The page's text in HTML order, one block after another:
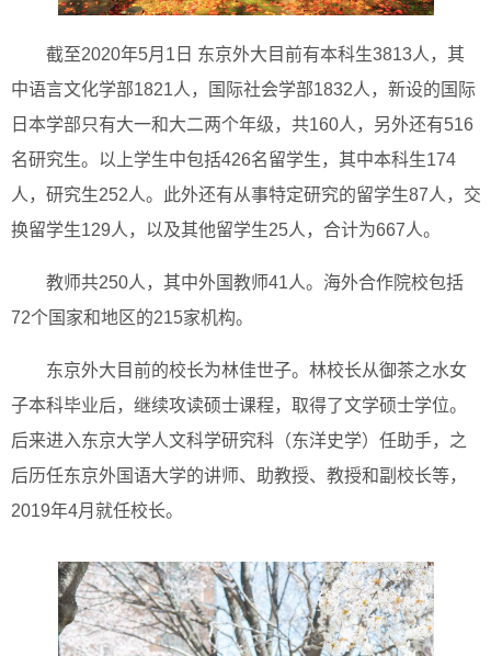
截至2020年5月1日 东京外大目前有本科生3813人，其
中语言文化学部1821人，国际社会学部1832人，新设的国际
日本学部只有大一和大二两个年级，共160人，另外还有516
名研究生。以上学生中包括426名留学生，其中本科生174
人，研究生252人。此外还有从事特定研究的留学生87人，交
换留学生129人，以及其他留学生25人，合计为667人。
教师共250人，其中外国教师41人。海外合作院校包括
72个国家和地区的215家机构。
东京外大目前的校长为林佳世子。林校长从御茶之水女
子本科毕业后，继续攻读硕士课程，取得了文学硕士学位。
后来进入东京大学人文科学研究科（东洋史学）任助手，之
后历任东京外国语大学的讲师、助教授、教授和副校长等，
2019年4月就任校长。